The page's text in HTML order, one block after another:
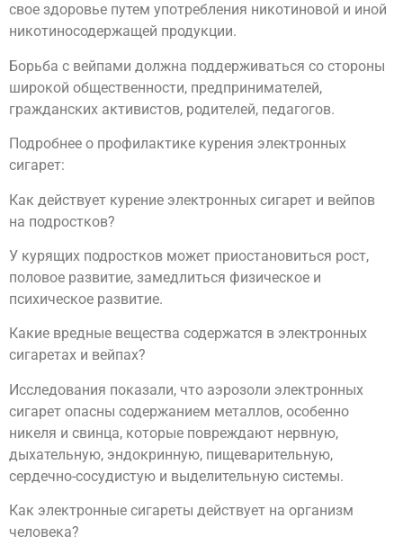
свое здоровье путем употребления никотиновой и иной
никотиносодержащей продукции.
Борьба с вейпами должна поддерживаться со стороны
широкой общественности, предпринимателей,
гражданских активистов, родителей, педагогов.
Подробнее о профилактике курения электронных
сигарет:
Как действует курение электронных сигарет и вейпов
на подростков?
У курящих подростков может приостановиться рост,
половое развитие, замедлиться физическое и
психическое развитие.
Какие вредные вещества содержатся в электронных
сигаретах и вейпах?
Исследования показали, что аэрозоли электронных
сигарет опасны содержанием металлов, особенно
никеля и свинца, которые повреждают нервную,
дыхательную, эндокринную, пищеварительную,
сердечно-сосудистую и выделительную системы.
Как электронные сигареты действует на организм
человека?